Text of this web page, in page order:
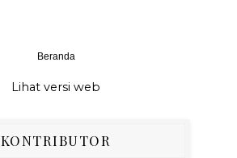
Beranda
Lihat versi web
KONTRIBUTOR